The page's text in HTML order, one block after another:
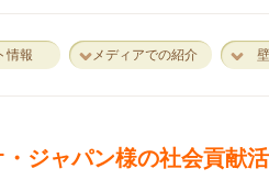
情報 メディアでの紹介
ジャパン様の社会貢献